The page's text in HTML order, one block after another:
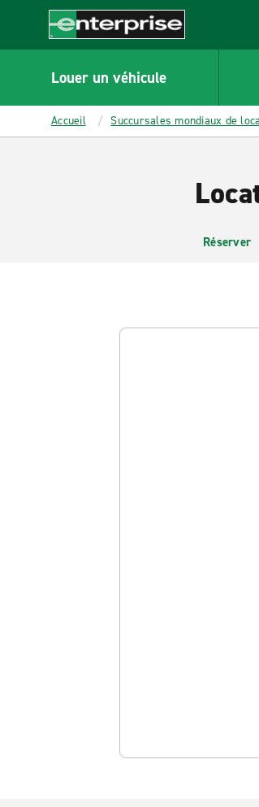
CONTENT
Enterprise
Louer un véhicule
Accueil Succursales mondiaux de
Réserver